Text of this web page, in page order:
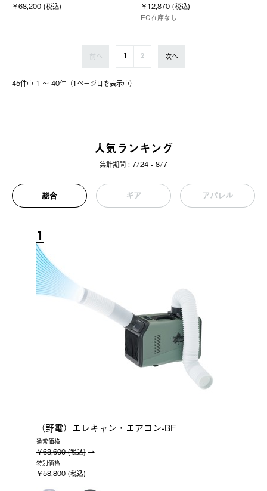
￥68,200 (税込)
￥12,870 (税込)
EC在庫なし
45件中 1 〜 40件（1ページ⽬を表⽰中）
前へ 1 2 次へ
人気ランキング
集計期間 : 7/24 - 8/7
総合 ギア アパレル
1
（野電）エレキャン・エアコン-BF
通常価格
￥68,600 (税込)
特別価格
￥58,800 (税込)